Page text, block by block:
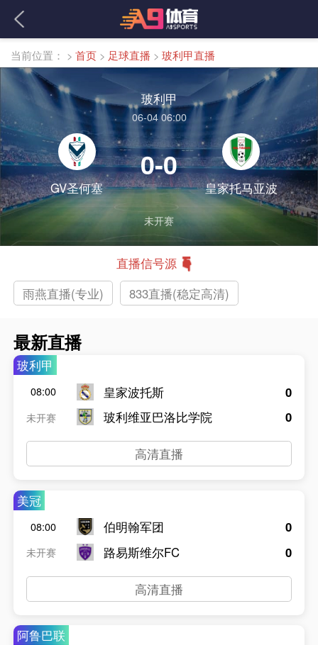
当前位置： > 首页 > 足球直播 > 玻利甲直播
玻利甲
06-04 06:00
GV圣何塞
0-0
皇家托马亚波
未开赛
直播信号源
雨燕直播(专业)
833直播(稳定高清)
最新直播
玻利甲
08:00
未开赛
皇家波托斯
玻利维亚巴洛比学院
0
0
高清直播
美冠
08:00
未开赛
伯明翰军团
路易斯维尔FC
0
0
高清直播
阿鲁巴联